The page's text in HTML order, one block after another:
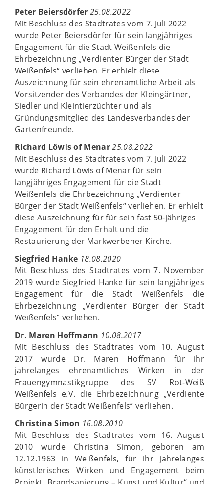
Peter Beiersdörfer 25.08.2022
Mit Beschluss des Stadtrates vom 7. Juli 2022
wurde Peter Beiersdörfer für sein langjähriges
Engagement für die Stadt Weißenfels die
Ehrbezeichnung „Verdienter Bürger der Stadt
Weißenfels“ verliehen. Er erhielt diese
Auszeichnung für sein ehrenamtliche Arbeit als
Vorsitzender des Verbandes der Kleingärtner,
Siedler und Kleintierzüchter und als
Gründungsmitglied des Landesverbandes der
Gartenfreunde.
Richard Löwis of Menar25.08.2022
Mit Beschluss des Stadtrates vom 7. Juli 2022
wurde Richard Löwis of Menar für sein
langjähriges Engagement für die Stadt
Weißenfels die Ehrbezeichnung „Verdienter
Bürger der Stadt Weißenfels“ verliehen. Er erhielt
diese Auszeichnung für für sein fast 50-jähriges
Engagement für den Erhalt und die
Restaurierung der Markwerbener Kirche.
Siegfried Hanke 18.08.2020
Mit Beschluss des Stadtrates vom 7. November
2019 wurde Siegfried Hanke für sein langjähriges
Engagement für die Stadt Weißenfels die
Ehrbezeichnung „Verdienter Bürger der Stadt
Weißenfels“ verliehen.
Dr. Maren Hoffmann 10.08.2017
Mit Beschluss des Stadtrates vom 10. August
2017 wurde Dr. Maren Hoffmann für ihr
jahrelanges ehrenamtliches Wirken in der
Frauengymnastikgruppe des SV Rot-Weiß
Weißenfels e.V. die Ehrbezeichnung „Verdiente
Bürgerin der Stadt Weißenfels“ verliehen.
Christina Simon 16.08.2010
Mit Beschluss des Stadtrates vom 16. August
2010 wurde Christina Simon, geboren am
12.12.1963 in Weißenfels, für ihr jahrelanges
künstlerisches Wirken und Engagement beim